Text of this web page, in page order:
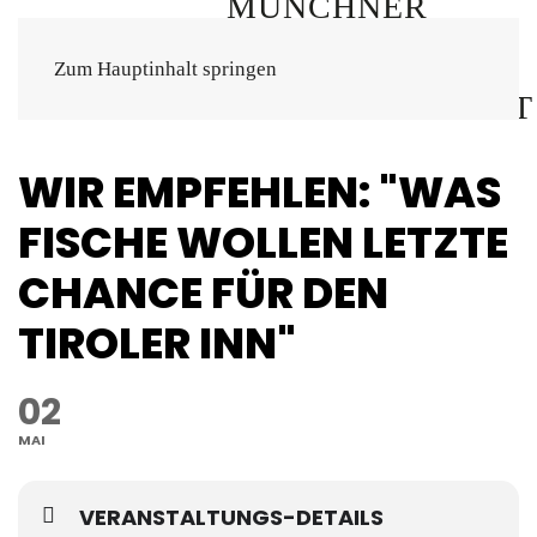
Zum Hauptinhalt springen
WIR EMPFEHLEN: "WAS
FISCHE WOLLEN LETZTE
CHANCE FÜR DEN
TIROLER INN"
02
MAI
VERANSTALTUNGS-DETAILS